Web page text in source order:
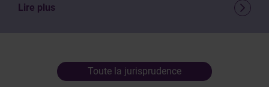
Lire plus
Toute la jurisprudence